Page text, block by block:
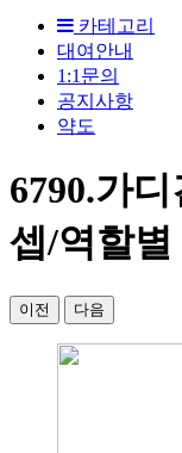
카테고리
대여안내
1:1문의
공지사항
약도
6790.가
셉/역할별
이전 다음